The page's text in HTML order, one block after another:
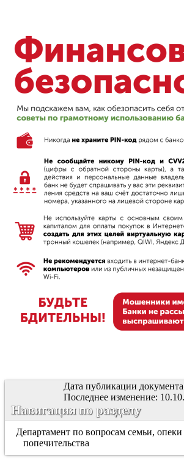
Дата публикации
Последнее изменение:
Навигация по разделу
Департамент по вопросам семьи, опеки
попечительства